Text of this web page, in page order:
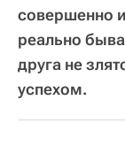
совершенно
реально
друга не
успехом.